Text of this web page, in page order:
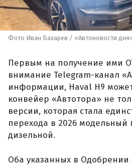
Фото Иван Бахарев / «Автоновости
Первым на получение ими
внимание Telegram-канал
информации, Haval H9
конвейер «Автотора» не
версии, которая стала
перехода в 2026 модельный
дизельной.
Оба указанных в Одобрении